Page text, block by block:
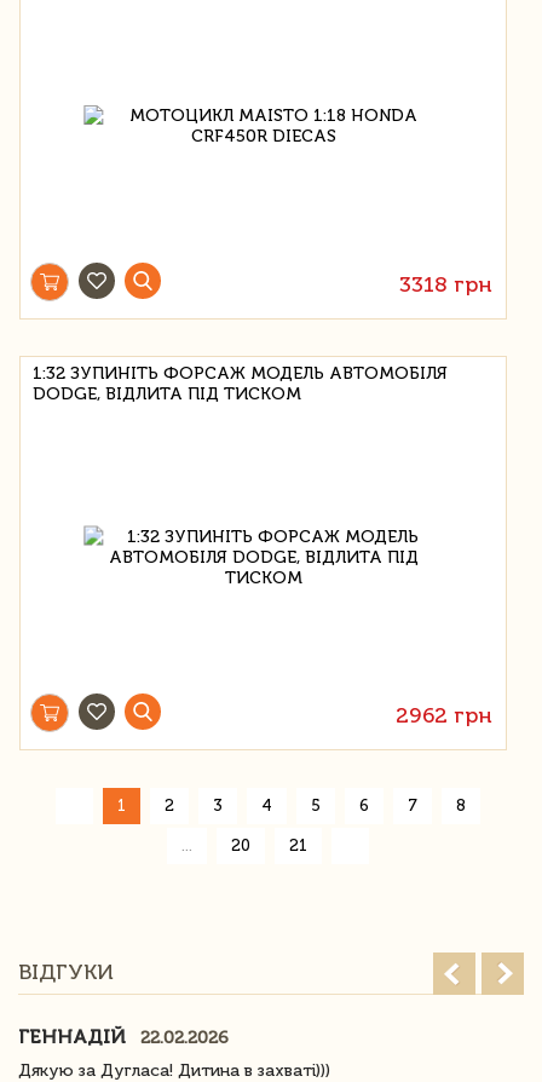
3318 грн
1:32 ЗУПИНІТЬ ФОРСАЖ МОДЕЛЬ АВТОМОБІЛЯ
DODGE, ВІДЛИТА ПІД ТИСКОМ
2962 грн
1 2 3 4 5 6 7 8
20 21
ВІДГУКИ
ГЕННАДІЙ
22.02.2026
Дякую за Дугласа! Дитина в захваті)))